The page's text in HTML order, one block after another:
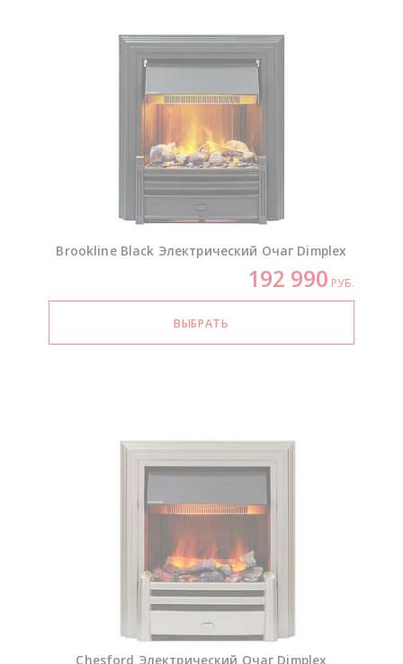
Brookline Black Электрический Очаг Dimplex
192 990 РУБ.
Chesford Электрический Очаг Dimplex